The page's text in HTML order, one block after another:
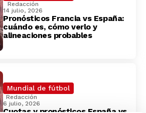
Redacción
14 julio, 2026
Pronósticos Francia vs España:
cuándo es, cómo verlo y
alineaciones probables
Mundial de fútbol
Redacción
6 julio, 2026